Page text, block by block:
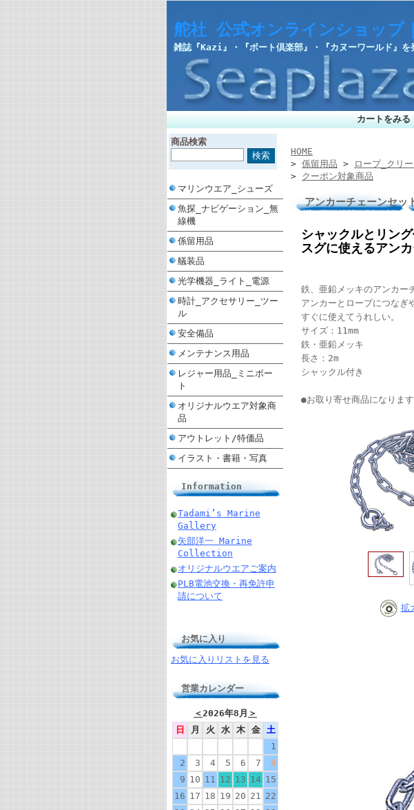
舵社 公式オンラインショッ
雑誌『Kazi』・『ボート倶楽部』・『カヌーワールド』
カートをみる
商品検索
マリンウエア_シューズ
魚探_ナビゲーション_無
線機
係留用品
艤装品
光学機器_ライト_電源
時計_アクセサリー_ツー
ル
安全備品
メンテナンス用品
レジャー用品_ミニボー
ト
オリジナルウエア対象商
品
アウトレット/特価品
イラスト・書籍・写真
Information
Tadami’s Marine
Gallery
矢部洋一 Marine
Collection
オリジナルウエアご案内
PLB電池交換・再免許申
請について
お気に入り
お気に入りリストを見る
営業カレンダー
＜2026年8月 ＞
日
月 火 水 木 金
土
1
2
3 4 5 6 7
8
9 10 11 12 13 14 15
16 17 18 19 20 21 22
HOME
> 係留用品 >
ロープ_クリ
> クーポン対象商品
アンカーチェーンセ
シャックルとリング
スグに使えるアン
鉄、亜鉛メッキのアンカー
アンカーとロープにつなぎ
すぐに使えてうれしい。
サイズ：11mm
鉄・亜鉛メッキ
長さ：2m
シャックル付き
●お取り寄せ商品になりま
拡